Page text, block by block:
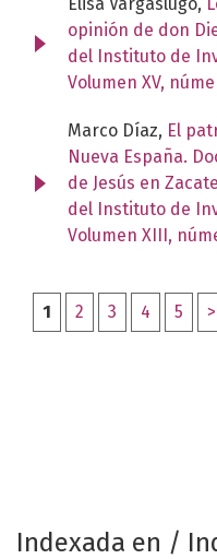
opinión de don
del Instituto de
Volumen XV,
Marco Díaz, El
Nueva España.
de Jesús en
del Instituto de
Volumen XIII,
1 2 3 4 5 >
Indexada en /